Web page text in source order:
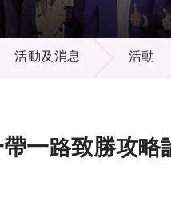
活動及消息 活動
帶一路致勝攻略